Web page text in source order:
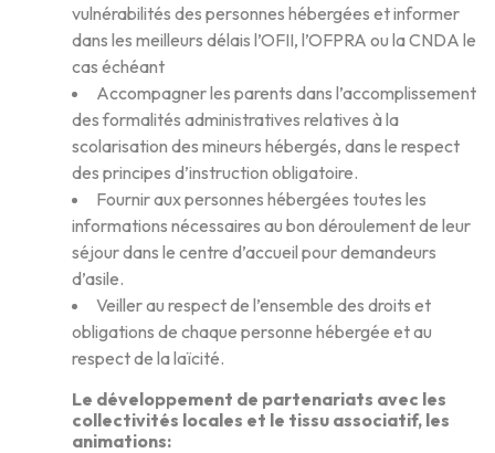
vulnérabilités des personnes hébergées et informer
dans les meilleurs délais l’OFII, l’OFPRA ou la CNDA le
cas échéant
Accompagner les parents dans l’accomplissement
des formalités administratives relatives à la
scolarisation des mineurs hébergés, dans le respect
des principes d’instruction obligatoire.
Fournir aux personnes hébergées toutes les
informations nécessaires au bon déroulement de leur
séjour dans le centre d’accueil pour demandeurs
d’asile.
Veiller au respect de l’ensemble des droits et
obligations de chaque personne hébergée et au
respect de la laïcité.
Le développement de partenariats avec les
collectivités locales et le tissu associatif, les
animations: